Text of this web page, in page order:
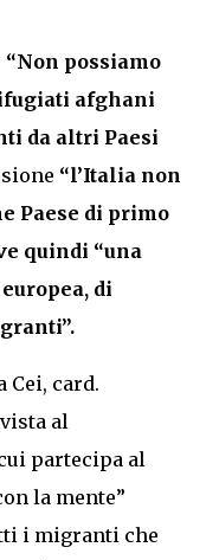
“Non possiamo
afghani
da altri Paesi
“l’Italia non
Paese di primo
quindi “una
di
Cei, card.
al
partecipa al
la mente”
i migranti che